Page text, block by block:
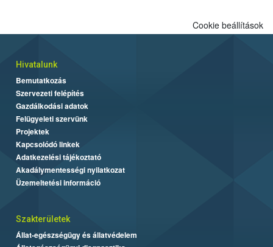
Cookie beállítások
Hivatalunk
Bemutatkozás
Szervezeti felépítés
Gazdálkodási adatok
Felügyeleti szervünk
Projektek
Kapcsolódó linkek
Adatkezelési tájékoztató
Akadálymentességi nyilatkozat
Üzemeltetési információ
Szakterületek
Állat-egészségügy és állatvédelem